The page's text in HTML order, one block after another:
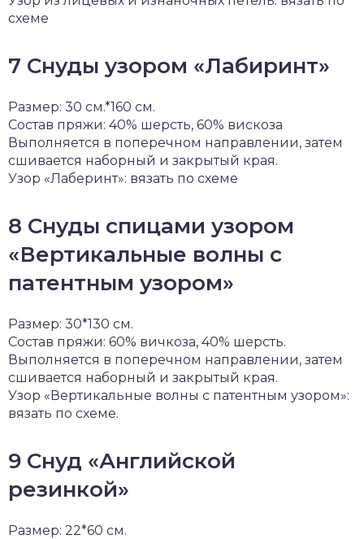
схеме
7 Снуды узором «Лабиринт»
Размер: 30 см.*160 см.
Состав пряжи: 40% шерсть, 60% вискоза
Выполняется в поперечном направлении, затем
сшивается наборный и закрытый края.
Узор «Лаберинт»: вязать по схеме
8 Снуды спицами узором
«Вертикальные волны с
патентным узором»
Размер: 30*130 см.
Состав пряжи: 60% вичкоза, 40% шерсть.
Выполняется в поперечном направлении, затем
сшивается наборный и закрытый края.
Узор «Вертикальные волны с патентным узором»:
вязать по схеме.
9 Снуд «Английской
резинкой»
Размер: 22*60 см.